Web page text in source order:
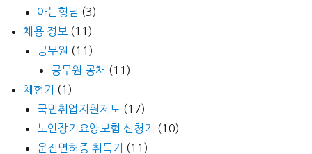
아는형님 (3)
채용 정보 (11)
공무원 (11)
공무원 공채 (11)
체험기
(1)
국민취업지원제도 (17)
노인장기요양보험 신청기
(10)
운전면허증 취득기
(11)